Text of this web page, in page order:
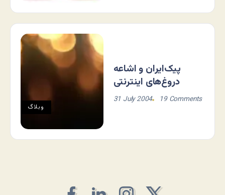
وبلاگ
پیک‌ایران و اشاعه
دروغ‌های اینترنتی
31 July 2004 19 Comments